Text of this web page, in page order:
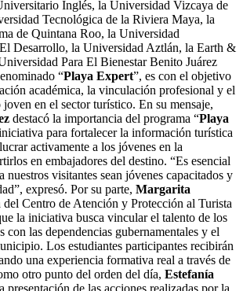
Inglés, la Universidad Vizcaya de
Tecnológica de la Riviera Maya, la
de Quintana Roo, la Universidad
Desarrollo, la Universidad Aztlán, la Earth &
Para El Bienestar Benito Juárez
“Playa Expert”, es con el objetivo
académica, la vinculación profesional y el
en el sector turístico. En su mensaje,
destacó la importancia del programa “Playa
para fortalecer la información turística
activamente a los jóvenes en la
en embajadores del destino. “Es esencial
nuestros visitantes sean jóvenes capacitados y
expresó. Por su parte, Margarita
del Centro de Atención y Protección al Turista
la iniciativa busca vincular el talento de los
con las dependencias gubernamentales y el
Los estudiantes participantes recibirán
una experiencia formativa real a través de
otro punto del orden del día, Estefanía
presentación de las acciones realizadas por la